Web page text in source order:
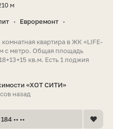
м
• Евроремонт •
комнатная квартира в ЖК «LIFE-
с метро. Общая площадь
кв.м. Есть 1 лоджия
«ХОТ СИТИ»
назад
•• ••